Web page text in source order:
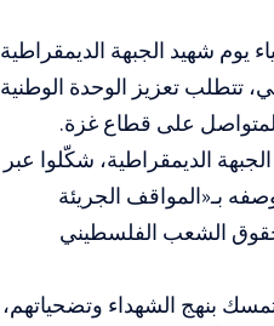
يوم شهيد الجبهة الديمقراطية
تتطلب تعزيز الوحدة الوطنية
على قطاع غزة.
الديمقراطية، شكّلوا عبر
بـ«المواقف الجريئة
حقوق الشعب الفلسطيني
بنهج الشهداء وتضحياتهم،